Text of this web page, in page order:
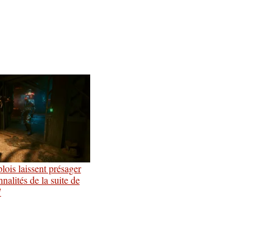
laissent présager
de la suite de